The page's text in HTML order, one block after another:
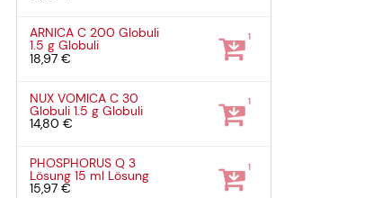
ARNICA C 200 Globuli
1.5 gGlobuli
18,97 €
1
NUX VOMICA C 30
Globuli1.5 gGlobuli
14,80 €
1
PHOSPHORUS Q 3
Lösung15 ml Lösung
15,97 €
1